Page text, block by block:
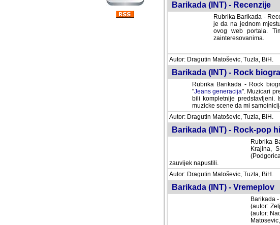
Barikada (INT) - Recenzije
Rubrika Barikada -
je da na jednom
ovog web portala.
zainteresovanima.
Autor: Dragutin Matoševic, Tuzla, BiH.
Barikada (INT) - Rock
Rubrika Barikada - Rock
"Jeans generacija". Muzicari
bili kompletnije predstavljeni.
muzicke scene da mi
Autor: Dragutin Matoševic, Tuzla, BiH.
Barikada (INT) - Rock-pop
Rubrika
Krajina,
zauvijek napustili.
Autor: Dragutin Matoševic, Tuzla, BiH.
Barikada (INT) - Vremeplov
Barikada
(autor:
(autor: